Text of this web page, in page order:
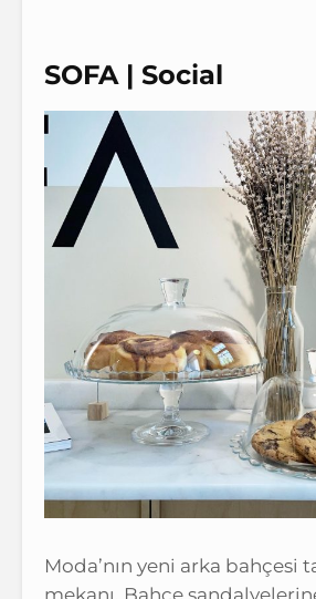
SOFA | Social
Moda’nın yeni arka bahçesi